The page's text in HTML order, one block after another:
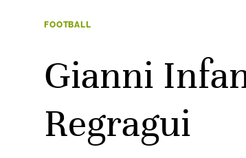
FOOTBALL
Gianni
Regragui